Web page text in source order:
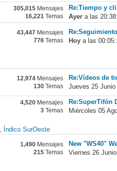
305,015 Mensajes
16,221 Temas
Re:Tiempo y
Ayer a las
43,447 Mensajes
776 Temas
Hoy a las
12,974 Mensajes
130 Temas
Re:Vídeos de
Jueves 25
4,520 Mensajes
3 Temas
Re:SuperTifón
Miércoles 05
Índico SurOeste
1,490 Mensajes
215 Temas
New "WS40"
Viernes 26